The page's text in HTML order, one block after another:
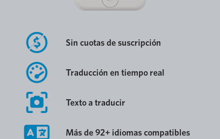
Sin cuotas de suscripción
Traducción en tiempo real
Texto a traducir
Más de 92+ idiomas compatibles